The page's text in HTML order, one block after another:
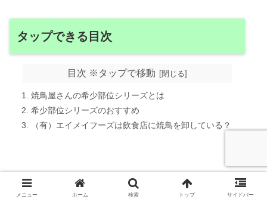
タップできる目次
目次 ※タップで移動
焼鳥屋さんの希少部位シリーズとは
希少部位シリーズのおすすめ
（有）エイメイフーズは飲食店に焼鳥を卸している？
メニュー ホーム 検索 トップ サイドバー